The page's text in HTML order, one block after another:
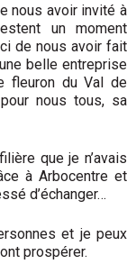
nous avoir invité à
un moment
de nous avoir fait
belle entreprise
fleuron du Val de
nous tous, sa
que je n’avais
à Arbocentre et
d’échanger…
et je peux
prospérer.